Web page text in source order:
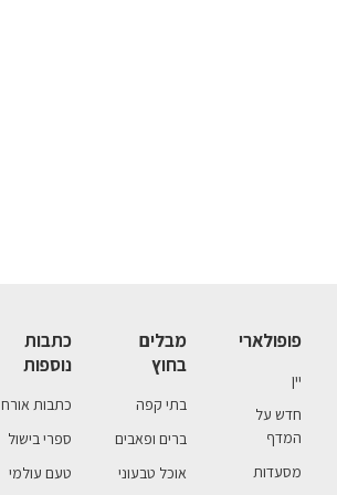
פופולארי
יין
חדש על
המדף
מסעדות
מבלים
בחוץ
בתי קפה
ברים ופאבים
אוכל טבעוני
כתבות
נוספות
כתבות אורח
ספרי בישול
טעם עולמי